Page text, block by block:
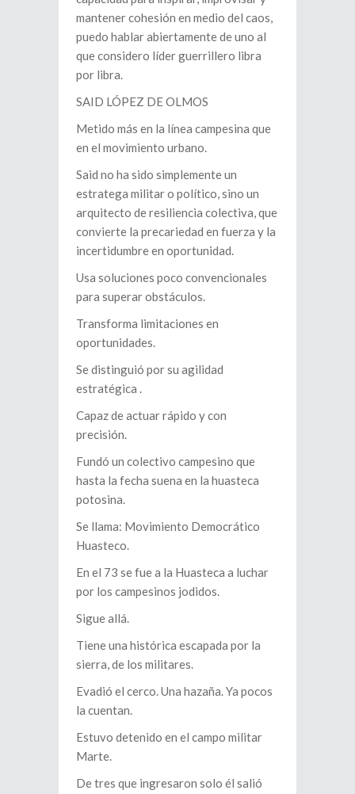
mantener cohesión en medio del caos,
puedo hablar abiertamente de uno al
que considero líder guerrillero libra
por libra.
SAID LÓPEZ DE OLMOS
Metido más en la línea campesina que
en el movimiento urbano.
Said no ha sido simplemente un
estratega militar o político, sino un
arquitecto de resiliencia colectiva, que
convierte la precariedad en fuerza y la
incertidumbre en oportunidad.
Usa soluciones poco convencionales
para superar obstáculos.
Transforma limitaciones en
oportunidades.
Se distinguió por su agilidad
estratégica .
Capaz de actuar rápido y con
precisión.
Fundó un colectivo campesino que
hasta la fecha suena en la huasteca
potosina.
Se llama: Movimiento Democrático
Huasteco.
En el 73 se fue a la Huasteca a luchar
por los campesinos jodidos.
Sigue allá.
Tiene una histórica escapada por la
sierra, de los militares.
Evadió el cerco. Una hazaña. Ya pocos
la cuentan.
Estuvo detenido en el campo militar
Marte.
De tres que ingresaron solo él salió